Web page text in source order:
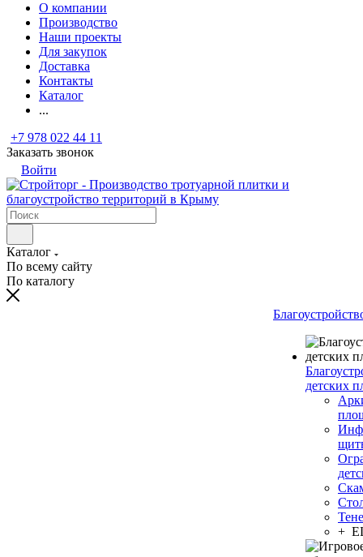
О компании
Производство
Наши проекты
Для закупок
Доставка
Контакты
Каталог
...
+7 978 022 44 11
Заказать звонок
Войти
Каталог
По всему сайту
По каталогу
детских
+